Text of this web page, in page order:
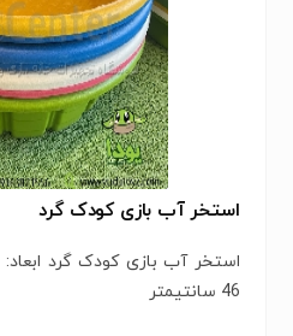
استخر آب بازی کودک گرد
46 سانتیمتر